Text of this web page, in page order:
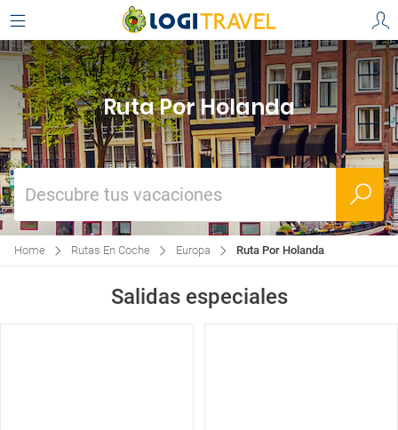
Ruta Por Holanda
Descubre tus vacaciones
Home Rutas En Coche Europa Ruta Por Holanda
Salidas especiales